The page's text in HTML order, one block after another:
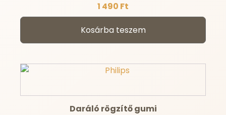
1 490 Ft
Kosárba teszem
Daráló rögzítő gumi